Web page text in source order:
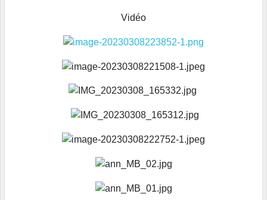
Vidéo